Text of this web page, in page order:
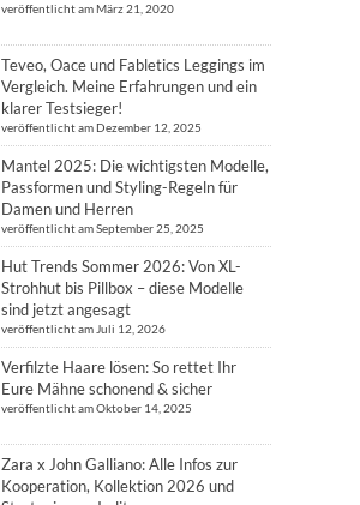
veröffentlicht am März 21, 2020
Teveo, Oace und Fabletics Leggings im
Vergleich. Meine Erfahrungen und ein
klarer Testsieger!
veröffentlicht am Dezember 12, 2025
Mantel 2025: Die wichtigsten Modelle,
Passformen und Styling-Regeln für
Damen und Herren
veröffentlicht am September 25, 2025
Hut Trends Sommer 2026: Von XL-
Strohhut bis Pillbox – diese Modelle
sind jetzt angesagt
veröffentlicht am Juli 12, 2026
Verfilzte Haare lösen: So rettet Ihr
Eure Mähne schonend & sicher
veröffentlicht am Oktober 14, 2025
Zara x John Galliano: Alle Infos zur
Kooperation, Kollektion 2026 und